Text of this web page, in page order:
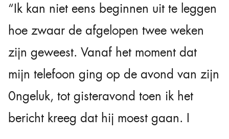
“Ik kan niet eens beginnen uit te leggen
hoe zwaar de afgelopen twee weken
zijn geweest. Vanaf het moment dat
mijn telefoon ging op de avond van zijn
0ngeluk, tot gisteravond toen ik het
bericht kreeg dat hij moest gaan. I